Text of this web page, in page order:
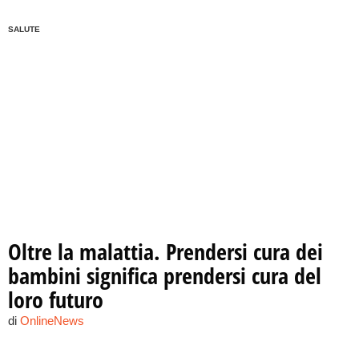
SALUTE
Oltre la malattia. Prendersi cura dei
bambini significa prendersi cura del
loro futuro
di OnlineNews